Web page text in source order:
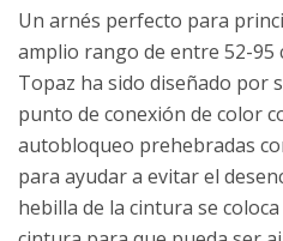
Un arnés perfecto para
amplio rango de entre 52-95
Topaz ha sido diseñado por
punto de conexión de color
autobloqueo prehebradas
para ayudar a evitar el
hebilla de la cintura se